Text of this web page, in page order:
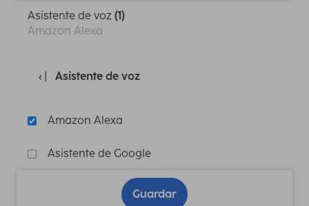
Asistente de voz (1)
Amazon Alexa
Asistente de voz
Amazon Alexa
Asistente de Google
Guardar